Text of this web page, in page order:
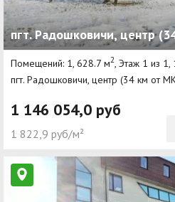
пгт. Радошковичи, центр
Помещений: 1, 628.7 м2 , Этаж 1 из 1,
пгт. Радошковичи, центр (34 км от
1 146 054,0 руб
1 822,9 руб/м²